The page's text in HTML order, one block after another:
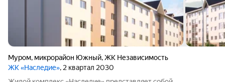
Муром, микрорайон Южный,ЖК Независимость
ЖК «Наследие», 2 квартал 2030